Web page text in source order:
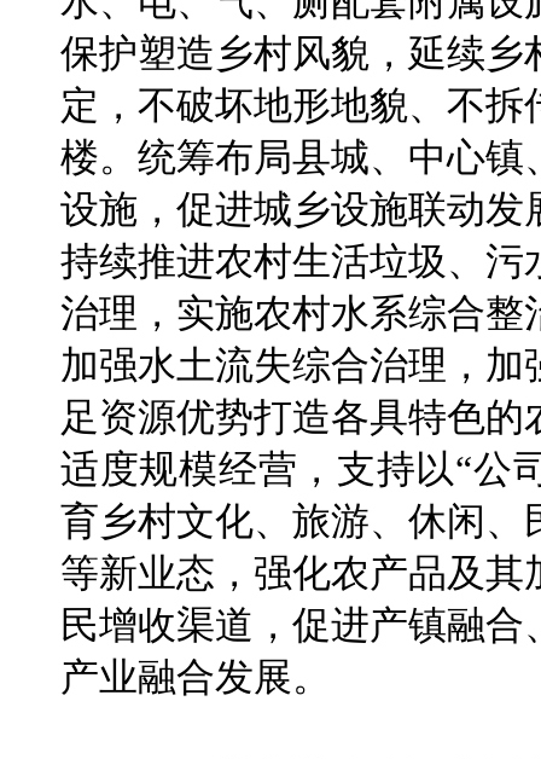
保护塑造乡村风貌，延续
定，不破坏地形地貌、不
楼。统筹布局县城、中心
设施，促进城乡设施联动
持续推进农村生活垃圾、
治理，实施农村水系综合
加强水土流失综合治理，
足资源优势打造各具特色
适度规模经营，支持以“公
育乡村文化、旅游、休闲
等新业态，强化农产品及
民增收渠道，促进产镇融
产业融合发展。